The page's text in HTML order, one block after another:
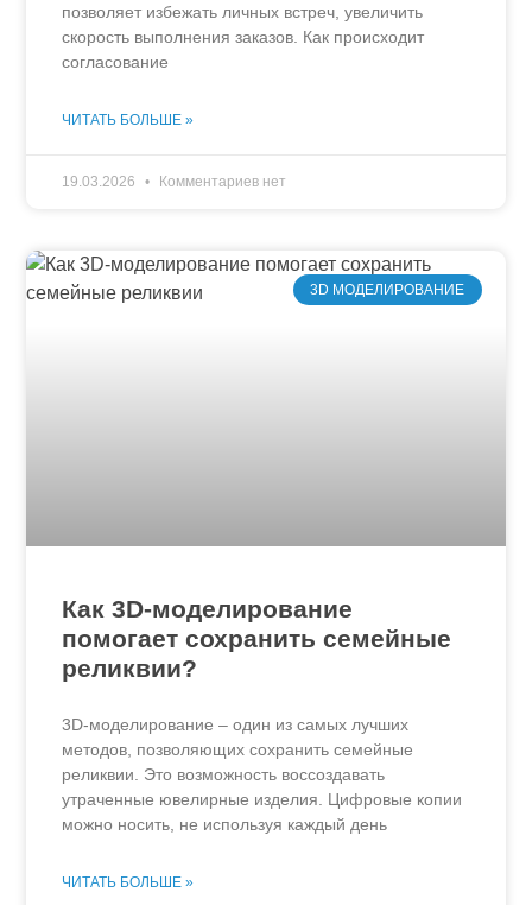
позволяет избежать личных встреч, увеличить
скорость выполнения заказов. Как происходит
согласование
ЧИТАТЬ БОЛЬШЕ »
19.03.2026 Комментариев нет
3D МОДЕЛИРОВАНИЕ
Как 3D-моделирование
помогает сохранить семейные
реликвии?
3D-моделирование – один из самых лучших
методов, позволяющих сохранить семейные
реликвии. Это возможность воссоздавать
утраченные ювелирные изделия. Цифровые копии
можно носить, не используя каждый день
ЧИТАТЬ БОЛЬШЕ »